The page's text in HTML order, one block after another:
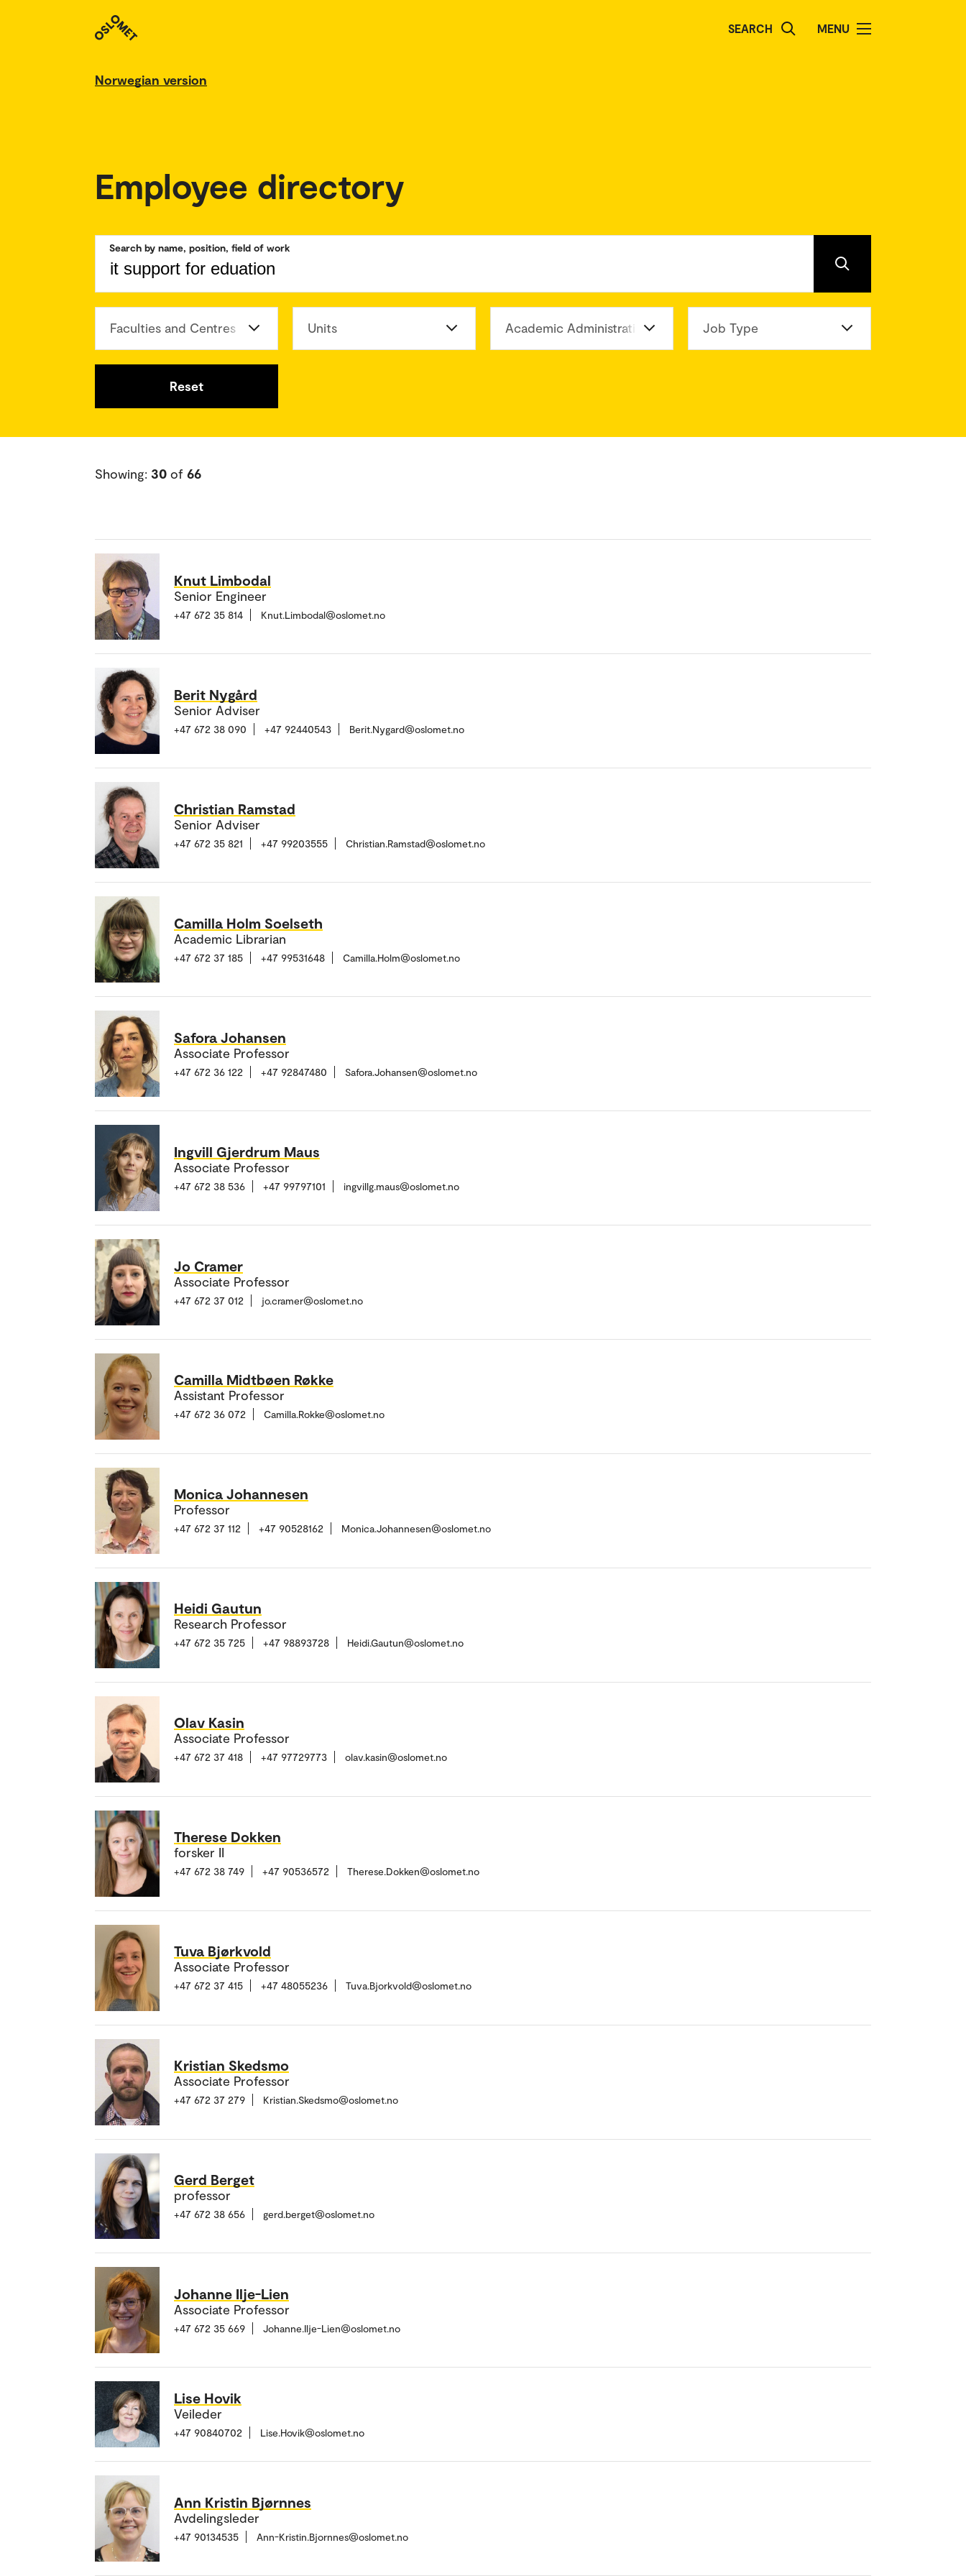
SEARCH MENU
Norwegian version
Employee directory
Search by name, position, field of work
Faculties and Centres Units Academic Administration Division Job Type
Reset
Showing: 30 of 66
Knut Limbodal
Senior Engineer
+47 672 35 814 Knut.Limbodal@oslomet.no
Berit Nygård
Senior Adviser
+47 672 38 090 +47 92440543 Berit.Nygard@oslomet.no
Christian Ramstad
Senior Adviser
+47 672 35 821 +47 99203555 Christian.Ramstad@oslomet.no
Camilla Holm Soelseth
Academic Librarian
+47 672 37 185 +47 99531648 Camilla.Holm@oslomet.no
Safora Johansen
Associate Professor
+47 672 36 122 +47 92847480 Safora.Johansen@oslomet.no
Ingvill Gjerdrum Maus
Associate Professor
+47 672 38 536 +47 99797101 ingvillg.maus@oslomet.no
Jo Cramer
Associate Professor
+47 672 37 012 jo.cramer@oslomet.no
Camilla Midtbøen Røkke
Assistant Professor
+47 672 36 072 Camilla.Rokke@oslomet.no
Monica Johannesen
Professor
+47 672 37 112 +47 90528162 Monica.Johannesen@oslomet.no
Heidi Gautun
Research Professor
+47 672 35 725 +47 98893728 Heidi.Gautun@oslomet.no
Olav Kasin
Associate Professor
+47 672 37 418 +47 97729773 olav.kasin@oslomet.no
Therese Dokken
forsker II
+47 672 38 749 +47 90536572 Therese.Dokken@oslomet.no
Tuva Bjørkvold
Associate Professor
+47 672 37 415 +47 48055236 Tuva.Bjorkvold@oslomet.no
Kristian Skedsmo
Associate Professor
+47 672 37 279 Kristian.Skedsmo@oslomet.no
Gerd Berget
professor
+47 672 38 656 gerd.berget@oslomet.no
Johanne Ilje-Lien
Associate Professor
+47 672 35 669 Johanne.Ilje-Lien@oslomet.no
Lise Hovik
Veileder
+47 90840702 Lise.Hovik@oslomet.no
Ann Kristin Bjørnnes
Avdelingsleder
+47 90134535 Ann-Kristin.Bjornnes@oslomet.no